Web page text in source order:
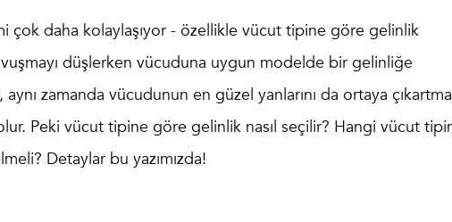
çok daha kolaylaşıyor - özellikle vücut tipine göre gelinlik
düşlerken vücuduna uygun modelde bir gelinliğe
zamanda vücudunun en güzel yanlarını da ortaya
Peki vücut tipine göre gelinlik nasıl seçilir? Hangi vücut
Detaylar bu yazımızda!